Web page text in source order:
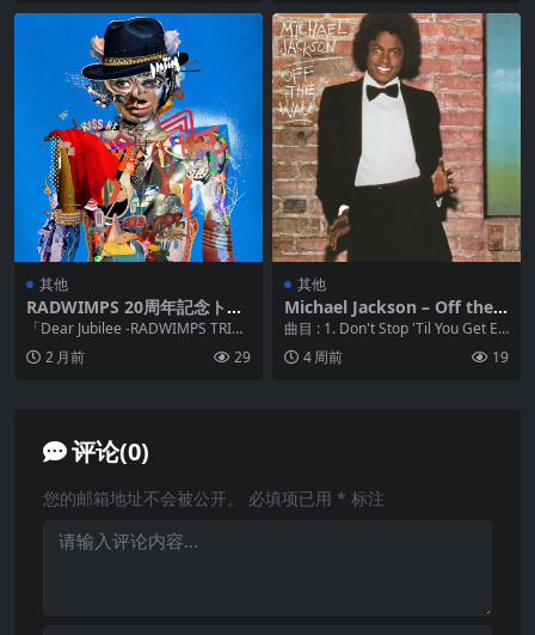
其他
RADWIMPS 20周年記念トリ
ビュートアルバム「Dear Jub
ilee -RADWIMPS TRIBUTE H
i-Res FLAC Hi-Res 24bit 48k
「Dear Jubilee -RADWIMPS TRIB
UTE-」作为RADWI...
2 月前 29
其他
Michael Jackson – Off the
Wall dolby atmos 杜比全景
声
曲目 : 1. Don't Stop 'Til You Get En
ough 2...
4 周前 19
评论(0)
您的邮箱地址不会被公开。 必填项已用 * 标注